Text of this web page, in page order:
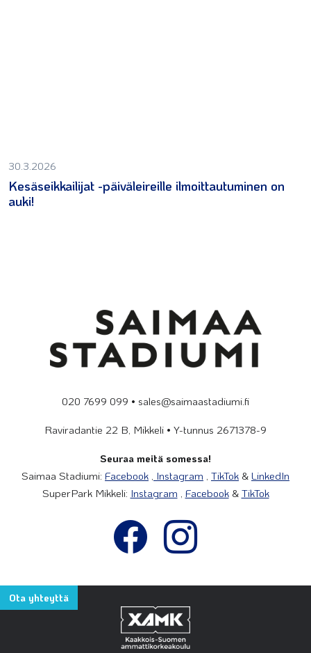
30.3.2026
Kesäseikkailijat -päiväleireille ilmoittautuminen on
auki!
020 7699 099 • sales@saimaastadiumi.fi
Raviradantie 22 B, Mikkeli • Y-tunnus 2671378-9
Seuraa meitä somessa!
Saimaa Stadiumi: Facebook Instagram TikTok & LinkedIn
SuperPark Mikkeli: Instagram Facebook& TikTok
Ota yhteyttä